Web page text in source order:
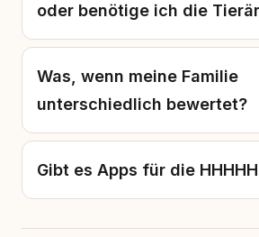
oder benötige ich die
Was, wenn meine Familie
unterschiedlich bewertet?
Gibt es Apps für die